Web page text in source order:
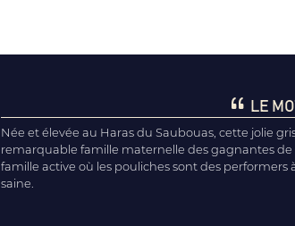
LE
Née et élevée au Haras du Saubouas, cette jolie
remarquable famille maternelle des gagnantes de
famille active où les pouliches sont des
saine.